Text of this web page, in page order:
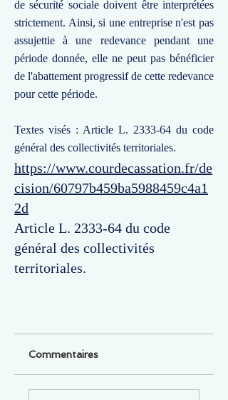
de sécurité sociale doivent être interprétées
strictement. Ainsi, si une entreprise n'est pas
assujettie à une redevance pendant une
période donnée, elle ne peut pas bénéficier
de l'abattement progressif de cette redevance
pour cette période.
Textes visés : Article L. 2333-64 du code
général des collectivités territoriales.
https://www.courdecassation.fr/de
cision/60797b459ba5988459c4a1
2d
Article L. 2333-64 du code
général des collectivités
territoriales.
Commentaires